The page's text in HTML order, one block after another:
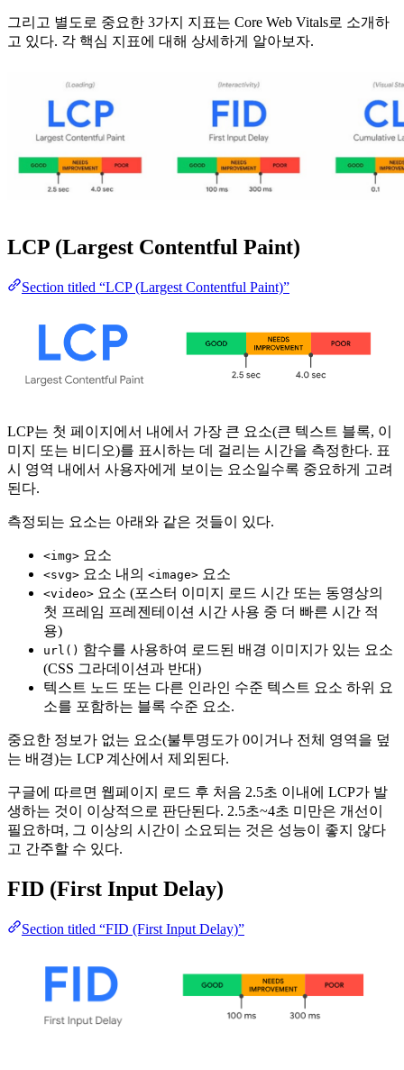
그리고 별도로 중요한 3가지 지표는 Core Web Vitals로 소개하
고 있다. 각 핵심 지표에 대해 상세하게 알아보자.
LCP (Largest Contentful Paint)
Section titled “LCP (Largest Contentful Paint)”
LCP는 첫 페이지에서 내에서 가장 큰 요소(큰 텍스트 블록, 이
미지 또는 비디오)를 표시하는 데 걸리는 시간을 측정한다. 표
시 영역 내에서 사용자에게 보이는 요소일수록 중요하게 고려
된다.
측정되는 요소는 아래와 같은 것들이 있다.
<img> 요소
<svg> 요소 내의 <image> 요소
<video> 요소 (포스터 이미지 로드 시간 또는 동영상의
첫 프레임 프레젠테이션 시간 사용 중 더 빠른 시간 적
용)
url() 함수를 사용하여 로드된 배경 이미지가 있는 요소
(CSS 그라데이션과 반대)
텍스트 노드 또는 다른 인라인 수준 텍스트 요소 하위 요
소를 포함하는 블록 수준 요소.
중요한 정보가 없는 요소(불투명도가 0이거나 전체 영역을 덮
는 배경)는 LCP 계산에서 제외된다.
구글에 따르면 웹페이지 로드 후 처음 2.5초 이내에 LCP가 발
생하는 것이 이상적으로 판단된다. 2.5초~4초 미만은 개선이
필요하며, 그 이상의 시간이 소요되는 것은 성능이 좋지 않다
고 간주할 수 있다.
FID (First Input Delay)
Section titled “FID (First Input Delay)”